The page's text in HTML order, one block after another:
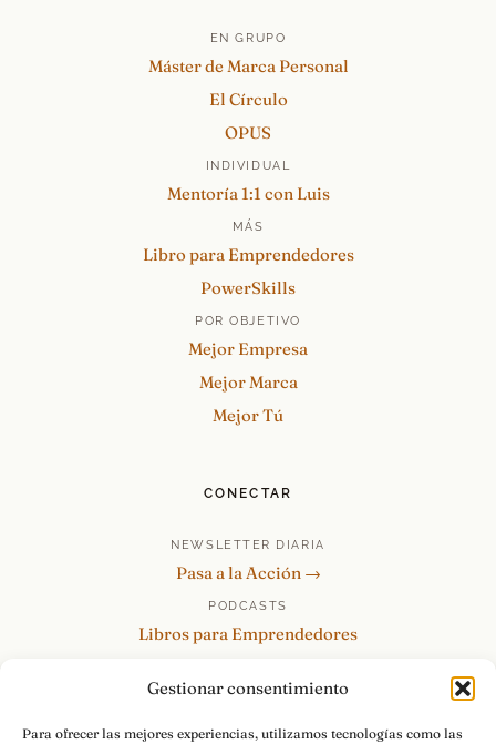
Gestionar consentimiento
Para ofrecer las mejores experiencias, utilizamos tecnologías como las
EN GRUPO
Máster de Marca Personal
El Círculo
OPUS
INDIVIDUAL
Mentoría 1:1 con Luis
MÁS
Libro para Emprendedores
PowerSkills
POR OBJETIVO
Mejor Empresa
Mejor Marca
Mejor Tú
CONECTAR
NEWSLETTER DIARIA
Pasa a la Acción →
PODCASTS
Libros para Emprendedores
re:Invéntate / PowerSkills
MENTOR360